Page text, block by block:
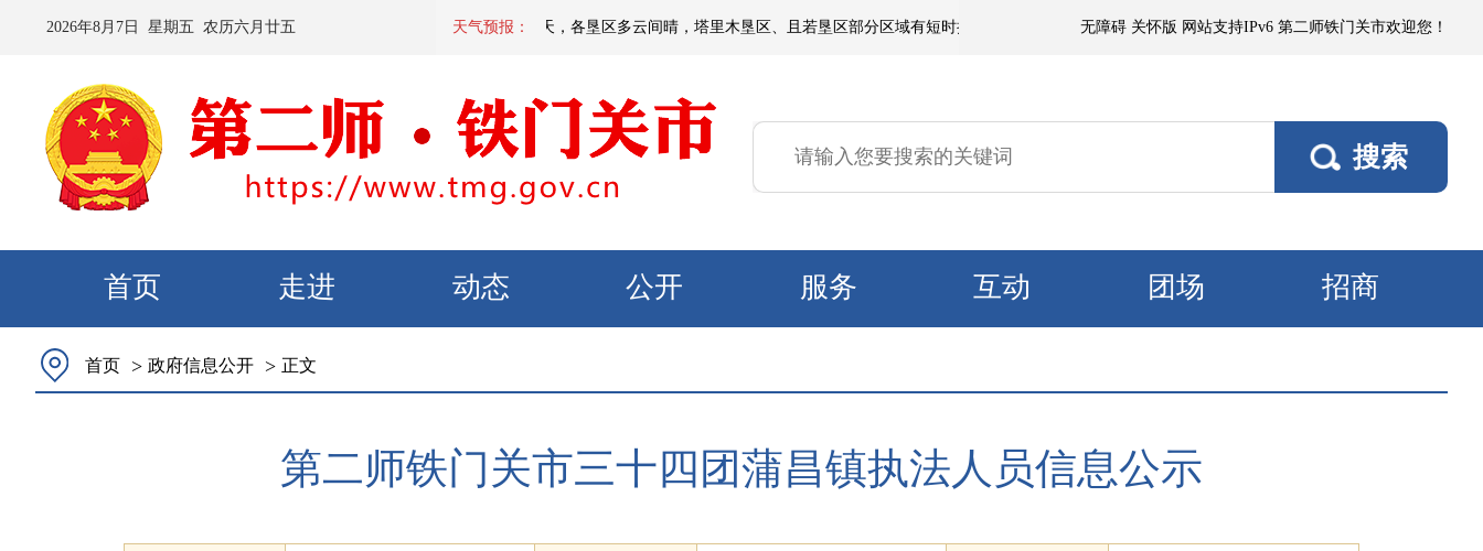
2026年8月 7 日 星期五 农历六月廿五 天气预报：
预计：今天夜间到明天白天，各垦区多云间晴，塔里木垦区、且若垦区部分区域有短时扬沙或浮尘，局部有微到小阵雨；各垦区阵风4～5级，南部垦区风口阵风
无障碍 关怀版 网站支持IPv6 第二师铁门关市欢迎您！
首页 走进 动态 公开 服务 互动 团场 招商
首页 > 政府信息公开 > 正文
第二师铁门关市三十四团蒲昌镇执法人员信息公示